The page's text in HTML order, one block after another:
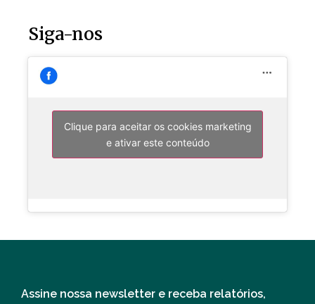
Siga-nos
Clique para aceitar os cookies marketing
e ativar este conteúdo
Assine nossa newsletter e receba relatórios,